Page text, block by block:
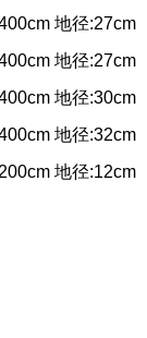
地径:27cm
地径:27cm
地径:30cm
地径:32cm
地径:12cm